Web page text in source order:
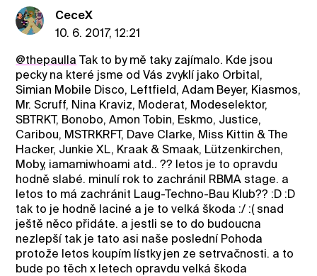
CeceX
10. 6. 2017, 12:21
@thepaulla Tak to by mě taky zajímalo. Kde jsou
pecky na které jsme od Vás zvyklí jako Orbital,
Simian Mobile Disco, Leftfield, Adam Beyer, Kiasmos,
Mr. Scruff, Nina Kraviz, Moderat, Modeselektor,
SBTRKT, Bonobo, Amon Tobin, Eskmo, Justice,
Caribou, MSTRKRFT, Dave Clarke, Miss Kittin & The
Hacker, Junkie XL, Kraak & Smaak, Lützenkirchen,
Moby, iamamiwhoami atd.. ?? letos je to opravdu
hodně slabé. minulí rok to zachránil RBMA stage. a
letos to má zachránit Laug-Techno-Bau Klub?? :D :D
tak to je hodně laciné a je to velká škoda :/ :( snad
ještě něco přidáte. a jestli se to do budoucna
nezlepší tak je tato asi naše poslední Pohoda
protože letos koupím lístky jen ze setrvačnosti. a to
bude po těch x letech opravdu velká škoda